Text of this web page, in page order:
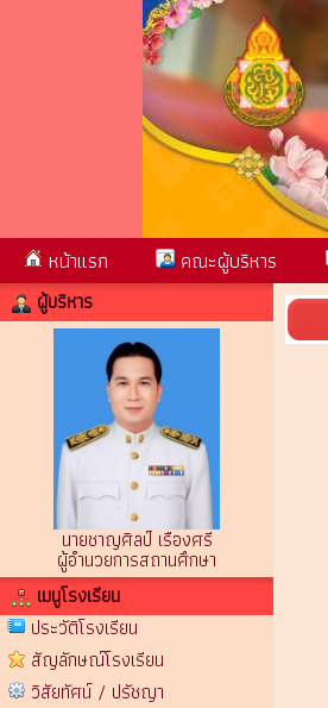
หน้าแรก คณะผู้บริหาร
ผู้บริหาร
นายชาญศิลป์ เรืองศรี
ผู้อำนวยการสถานศึกษา
เมนูโรงเรียน
ประวัติโรงเรียน
สัญลักษณ์โรงเรียน
วิสัยทัศน์ / ปรัชญา